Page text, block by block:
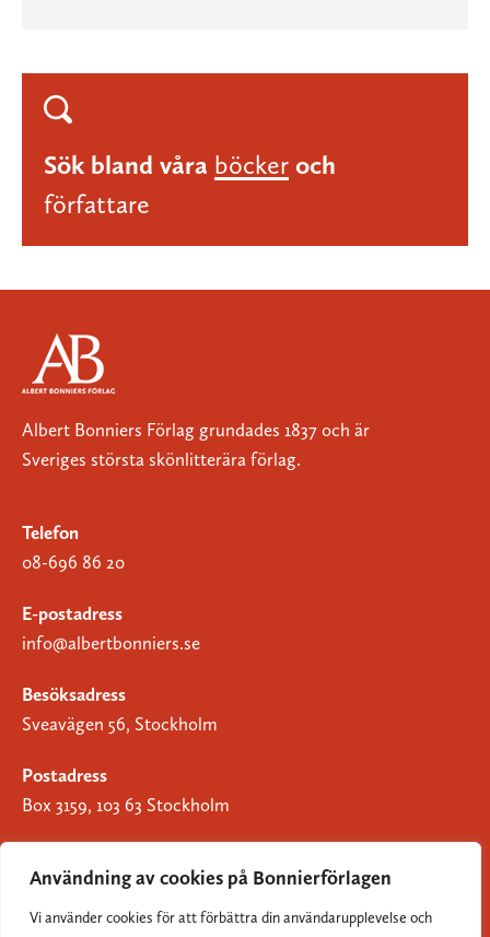
Användning av cookies på Bonnierförlagen
Vi använder cookies för att förbättra din användarupplevelse och
Sök bland våra böcker och
författare
Albert Bonniers Förlag grundades 1837 och är
Sveriges största skönlitterära förlag.
Telefon
08-696 86 20
E-postadress
info@albertbonniers.se
Besöksadress
Sveavägen 56, Stockholm
Postadress
Box 3159, 103 63 Stockholm
Om Bonnierförlagen